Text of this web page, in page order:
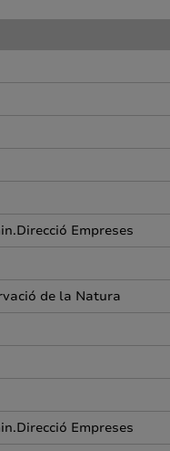
Empreses
de la Natura
Empreses